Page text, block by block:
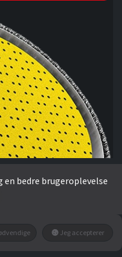
en bedre brugeroplevelse
Jeg accepterer